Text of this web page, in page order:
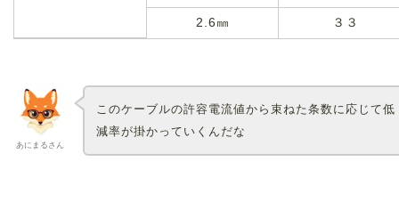
2.6㎜ ３３
あにまるさん
このケーブルの許容電流値から束ねた条数に応じて低
減率が掛かっていくんだな